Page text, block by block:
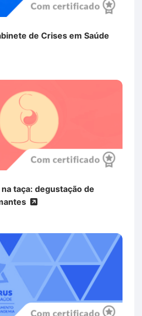
de Crises em Saúde
taça: degustação de